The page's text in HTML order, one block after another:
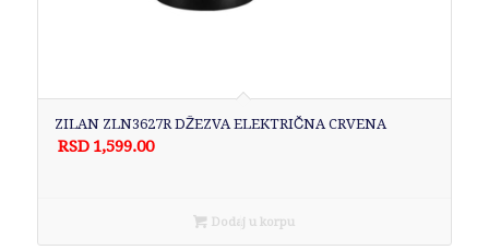
ZILAN ZLN3627R DŽEZVA ELEKTRIČNA CRVENA
RSD 1,599.00
Dodaj u korpu